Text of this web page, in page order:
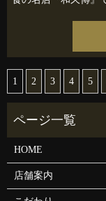
1 2 3 4 5
HOME
店舗案内